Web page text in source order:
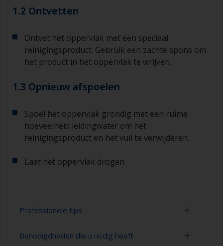
1.2 Ontvetten
Ontvet het oppervlak met een speciaal
reinigingsproduct. Gebruik een zachte spons om
het product in het oppervlak te wrijven.
1.3 Opnieuw afspoelen
Spoel het oppervlak grondig met een ruime
hoeveelheid leidingwater om het
reinigingsproduct en het vuil te verwijderen.
Laat het oppervlak drogen.
Professionele tips
U kunt zien of het oppervlak goed is ontvet door
Benodigdheden die u nodig heeft